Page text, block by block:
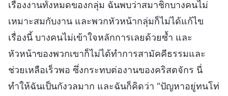
เรื่องงานทั้งหมดของกลุ่ม ฉันพบว่าสมาชิกบางคนไม่
เหมาะสมกับงาน และพวกหัวหน้ากลุ่มก็ไม่ได้แก้ไข
เรื่องนี้ บางคนไม่เข้าใจหลักการเลยด้วยซ้ำ และ
หัวหน้าของพวกเขาก็ไม่ได้ทำการสามัคคีธรรมและ
ช่วยเหลือเร็วพอ ซึ่งกระทบต่องานของคริสตจักร นี่
ทำให้ฉันเป็นกังวลมาก และฉันก็คิดว่า “ปัญหาอยู่ทนโท่